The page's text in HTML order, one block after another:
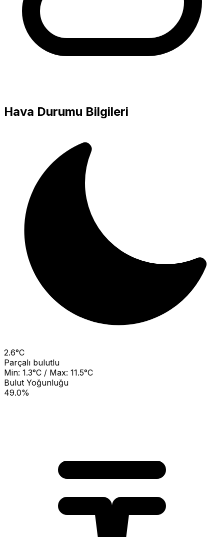
Hava Durumu Bilgileri
2.6°C
Parçalı bulutlu
Min: 1.3°C / Max: 11.5°C
Bulut Yoğunluğu
49.0%